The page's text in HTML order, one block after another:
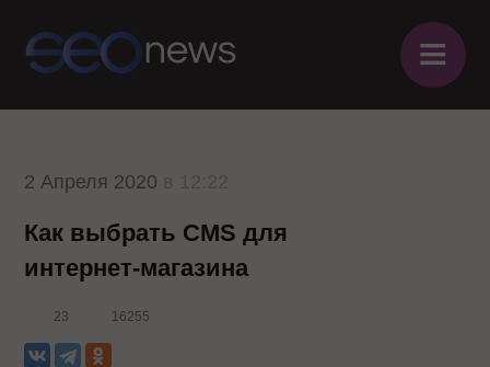
≡
2 Апреля 2020
Как выбрать CMS для
интернет-магазина
23 16255